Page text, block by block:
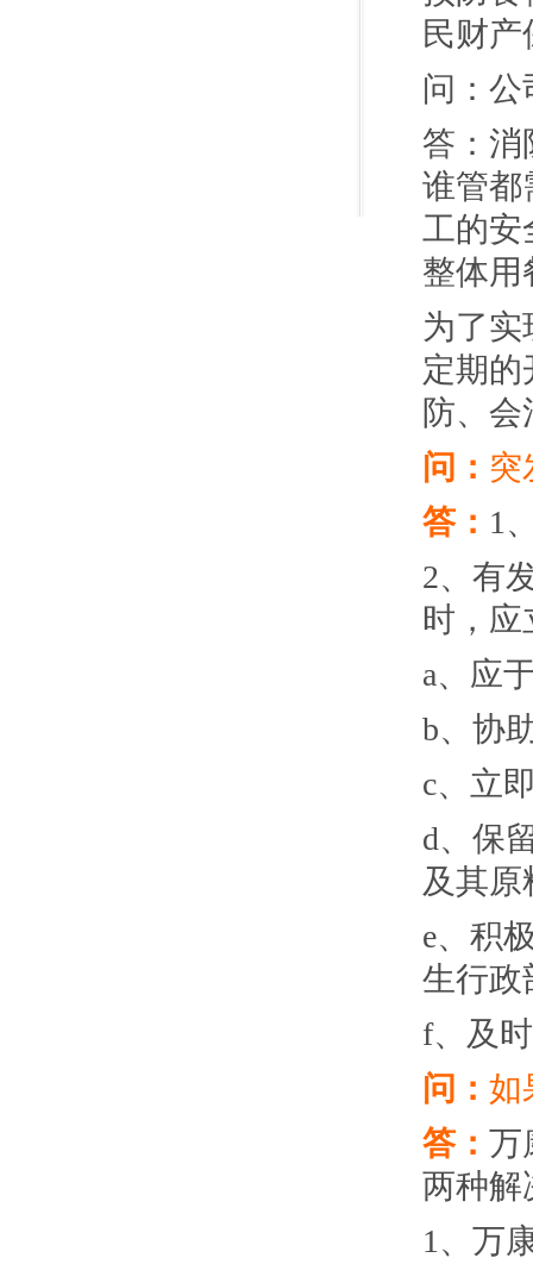
民财
问：
答：消
谁管都
工的安
整体用
为了
定期的
防、
问： 突
答： 1
2、有
时，
a、应
b、协
c、立
d、保
及其
e、积
生行政
f、及
问： 如
答： 万
两种
1、万